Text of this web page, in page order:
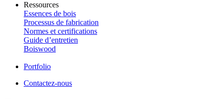
Ressources
Essences de bois
Processus de fabrication
Normes et certifications
Guide d’entretien
Boiswood
Portfolio
Contactez-nous